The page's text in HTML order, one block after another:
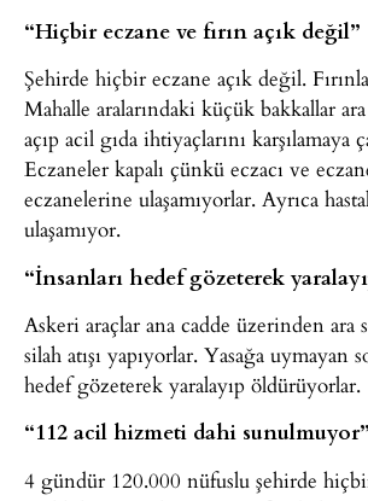
“Hiçbir eczane ve fırın açık değil”
Şehirde hiçbir eczane açık değil.
Mahalle aralarındaki küçük bakkallar ara
açıp acil gıda ihtiyaçlarını karşılamaya
Eczaneler kapalı çünkü eczacı ve
eczanelerine ulaşamıyorlar. Ayrıca
ulaşamıyor.
“İnsanları hedef gözeterek
Askeri araçlar ana cadde üzerinden ara
silah atışı yapıyorlar. Yasağa uymayan
hedef gözeterek yaralayıp öldürüyorlar.
“112 acil hizmeti dahi sunulmuyor”
4 gündür 120.000 nüfuslu şehirde